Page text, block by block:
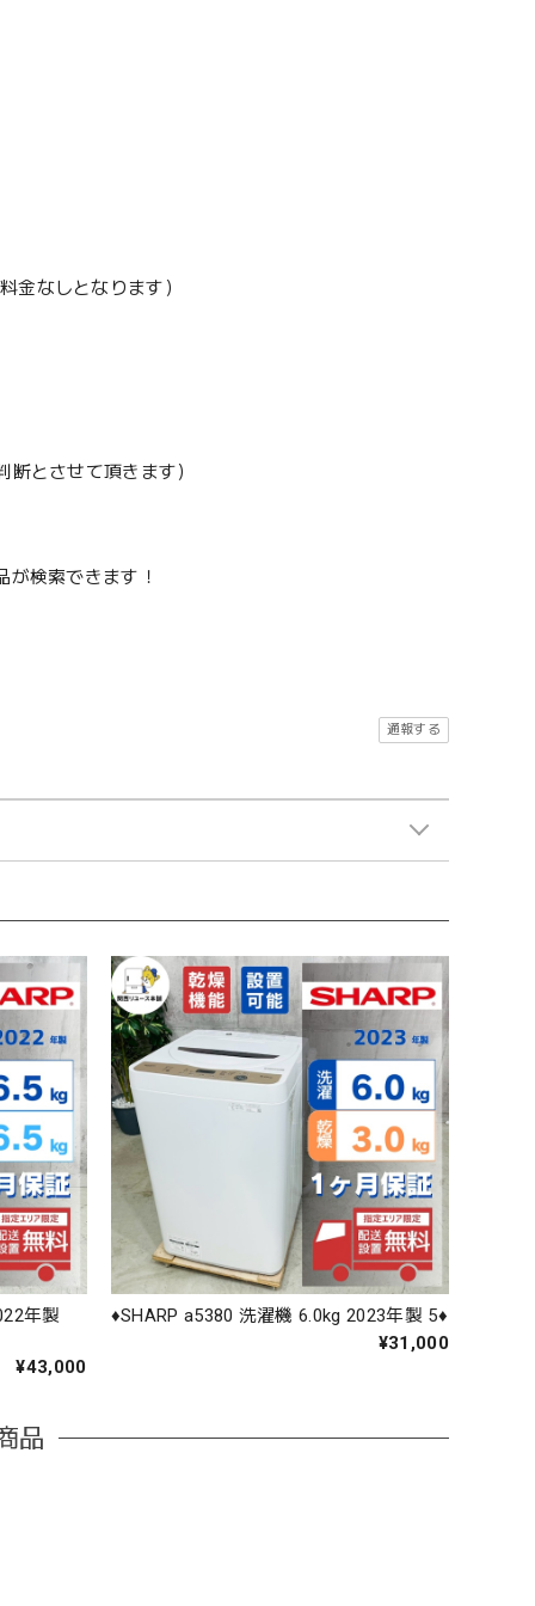
金なしとなります）
とさせて頂きます）
検索できます！
通報する
年製
¥43,000
♦️SHARP a5380 洗濯機 6.0kg 2023年製 5♦️
¥31,000
品